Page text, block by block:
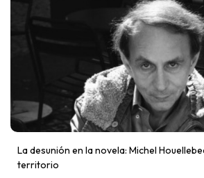
La desunión en la novela: Michel
territorio